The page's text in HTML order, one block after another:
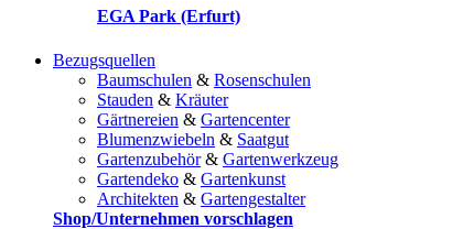
EGA Park (Erfurt)
Bezugsquellen
Baumschulen & Rosenschulen
Stauden & Kräuter
Gärtnereien & Gartencenter
Blumenzwiebeln & Saatgut
Gartenzubehör& Gartenwerkzeug
Gartendeko & Gartenkunst
Architekten & Gartengestalter
Shop/Unternehmen vorschlagen